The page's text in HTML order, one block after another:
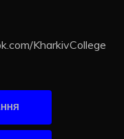
KharkivCollege